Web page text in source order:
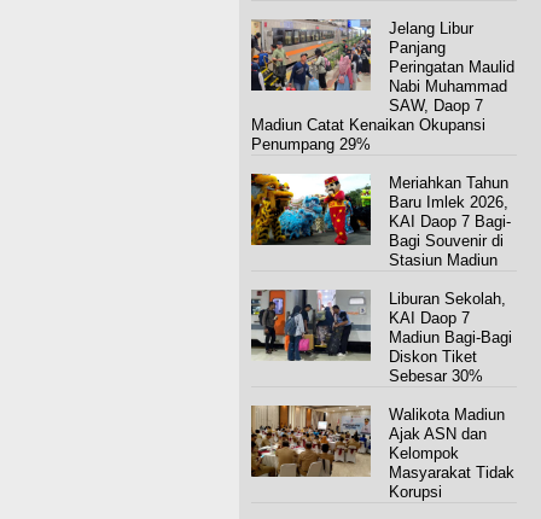
Jelang Libur
Panjang
Peringatan Maulid
Nabi Muhammad
SAW, Daop 7
Madiun Catat Kenaikan Okupansi
Penumpang 29%
Meriahkan Tahun
Baru Imlek 2026,
KAI Daop 7 Bagi-
Bagi Souvenir di
Stasiun Madiun
Liburan Sekolah,
KAI Daop 7
Madiun Bagi-Bagi
Diskon Tiket
Sebesar 30%
Walikota Madiun
Ajak ASN dan
Kelompok
Masyarakat Tidak
Korupsi